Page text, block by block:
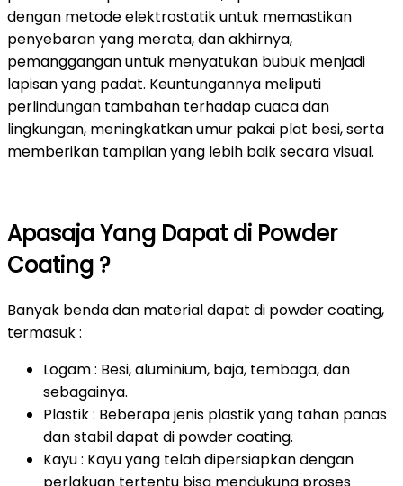
dengan metode elektrostatik untuk memastikan
penyebaran yang merata, dan akhirnya,
pemanggangan untuk menyatukan bubuk menjadi
lapisan yang padat. Keuntungannya meliputi
perlindungan tambahan terhadap cuaca dan
lingkungan, meningkatkan umur pakai plat besi, serta
memberikan tampilan yang lebih baik secara visual.
Apasaja Yang Dapat di Powder
Coating ?
Banyak benda dan material dapat di powder coating,
termasuk :
Logam : Besi, aluminium, baja, tembaga, dan
sebagainya.
Plastik : Beberapa jenis plastik yang tahan panas
dan stabil dapat di powder coating.
Kayu : Kayu yang telah dipersiapkan dengan
perlakuan tertentu bisa mendukung proses